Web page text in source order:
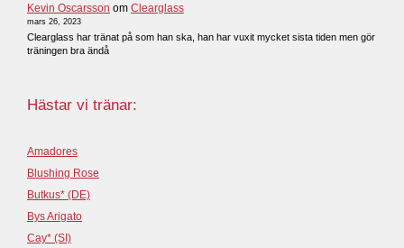
Kevin Oscarsson om Clearglass
mars 26, 2023
Clearglass har tränat på som han ska, han har vuxit mycket sista tiden men gör
träningen bra ändå
Hästar vi tränar:
Amadores
Blushing Rose
Butkus* (DE)
Bys Arigato
Cay* (SI)